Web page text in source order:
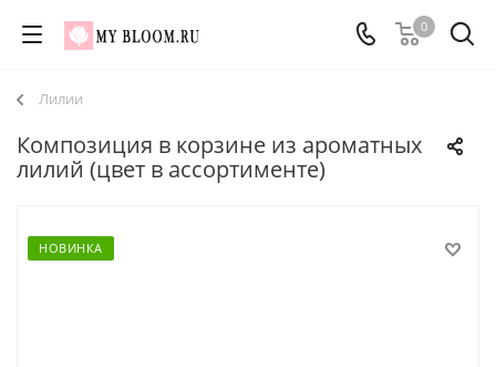
0
Лилии
Композиция в корзине из ароматных
лилий (цвет в ассортименте)
НОВИНКА